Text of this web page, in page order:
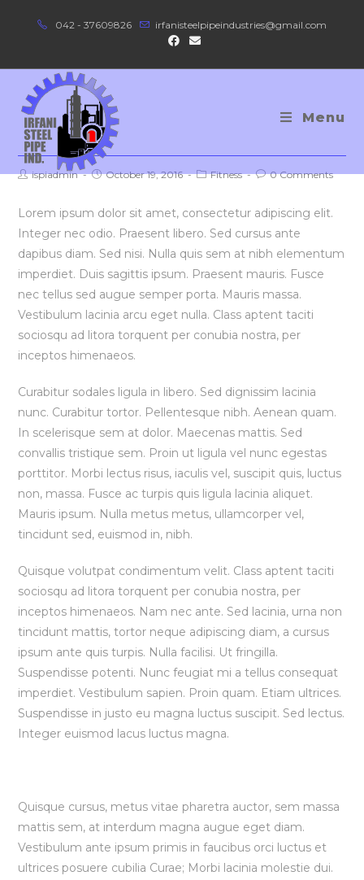
042 - 37609826 irfanisteelpipeindustries@gmail.com
Menu
Interdum magna augue eget
Postispiadmin
PostOctober 19, 2016
PostFitness
Post0 Comments
Lorem ipsum dolor sit amet, consectetur adipiscing elit.
Integer nec odio. Praesent libero. Sed cursus ante
dapibus diam. Sed nisi. Nulla quis sem at nibh elementum
imperdiet. Duis sagittis ipsum. Praesent mauris. Fusce
nec tellus sed augue semper porta. Mauris massa.
Vestibulum lacinia arcu eget nulla. Class aptent taciti
sociosqu ad litora torquent per conubia nostra, per
inceptos himenaeos.
Curabitur sodales ligula in libero. Sed dignissim lacinia
nunc. Curabitur tortor. Pellentesque nibh. Aenean quam.
In scelerisque sem at dolor. Maecenas mattis. Sed
convallis tristique sem. Proin ut ligula vel nunc egestas
porttitor. Morbi lectus risus, iaculis vel, suscipit quis, luctus
non, massa. Fusce ac turpis quis ligula lacinia aliquet.
Mauris ipsum. Nulla metus metus, ullamcorper vel,
tincidunt sed, euismod in, nibh.
Quisque volutpat condimentum velit. Class aptent taciti
sociosqu ad litora torquent per conubia nostra, per
inceptos himenaeos. Nam nec ante. Sed lacinia, urna non
tincidunt mattis, tortor neque adipiscing diam, a cursus
ipsum ante quis turpis. Nulla facilisi. Ut fringilla.
Suspendisse potenti. Nunc feugiat mi a tellus consequat
imperdiet. Vestibulum sapien. Proin quam. Etiam ultrices.
Suspendisse in justo eu magna luctus suscipit. Sed lectus.
Integer euismod lacus luctus magna.
Quisque cursus, metus vitae pharetra auctor, sem massa
mattis sem, at interdum magna augue eget diam.
Vestibulum ante ipsum primis in faucibus orci luctus et
ultrices posuere cubilia Curae; Morbi lacinia molestie dui.